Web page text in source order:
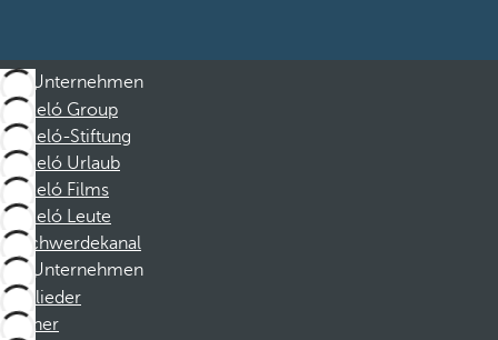
Unternehmen
Barceló Group
Barceló-Stiftung
Barceló Urlaub
Barceló Films
Barceló Leute
Beschwerdekanal
Unternehmen
Mitglieder
Partner